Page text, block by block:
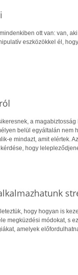
ott van: van,
eszközökkel él,
a
belül egyáltalán nem
e mindazt, amit elértek.
hogy
hogy hogyan is
megküzdési módokat, s
amelyek